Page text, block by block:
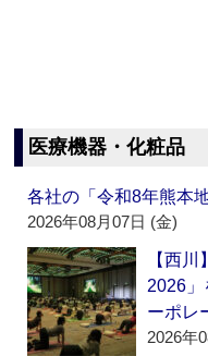
医療機器・化粧品
各社の「令和8年熊本
2026年08月07日 (金)
【西
2026」
ーポレ
2026年